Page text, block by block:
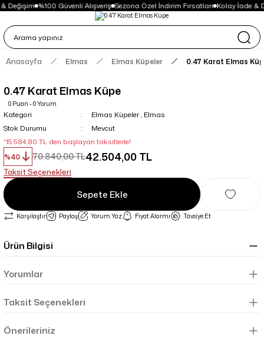
Değişim %100 Güvenli Alışveriş Sezona Özel İndirim Fırsatları Kolay İade &
Anasayfa Elmas Elmas Küpeler 0.47 Karat Elmas
0.47 Karat Elmas Küpe
0 Puan - 0 Yorum
Kategori Elmas Küpeler, Elmas
Stok Durumu
Mevcut
*15.584,80 TL den başlayan taksitlerle!
%40
70.840,00 TL42.504,00 TL
Taksit Seçenekleri
Sepete Ekle
Karşılaştır Paylaş Yorum Yaz Fiyat Alarmı Tavsiye Et
Ürün Bilgisi
Yorumlar
Taksit Seçenekleri
Önerileriniz